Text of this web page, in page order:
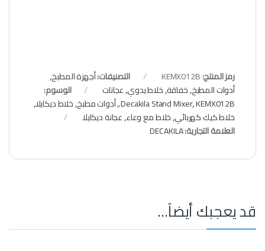
رمز المنتج:KEMX012B التصنيفات:أجهزة المطبخ,
أدوات المطبخ,خفاقة,خلاط يدوي,عجانات
الوسوم:
Decakila Stand Mixer,KEMX012B.
,أدوات مطبخ,خلاط ديكايلا,
خلاط كيك كهربائي,خلاط مع وعاء,عجانة ديكايلا
العلامة التجارية:DECAKILA
قد يعجبك أيضاً…